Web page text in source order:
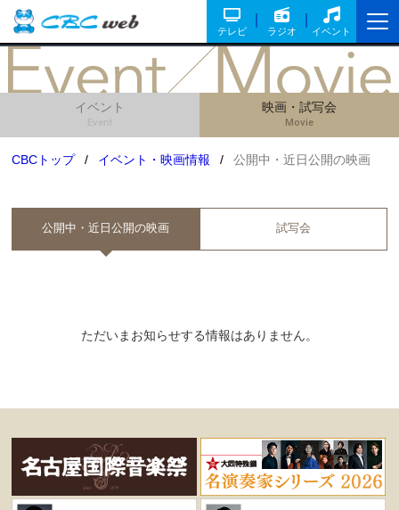
テレビ ラジオ イベント
イベント 映画・試写会
Movie
CBCトップ イベント・映画情報 公開中・近日公開の映画
公開中・近日公開の映画 試写会
ただいまお知らせする情報はありません。